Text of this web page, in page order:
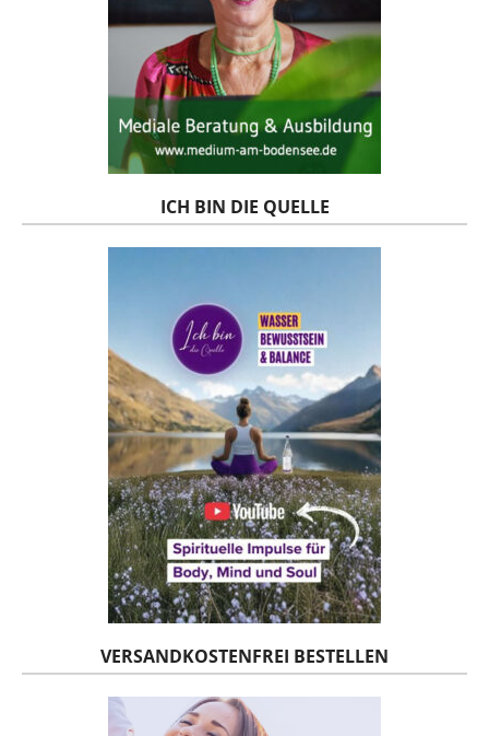
ICH BIN DIE QUELLE
VERSANDKOSTENFREI BESTELLEN